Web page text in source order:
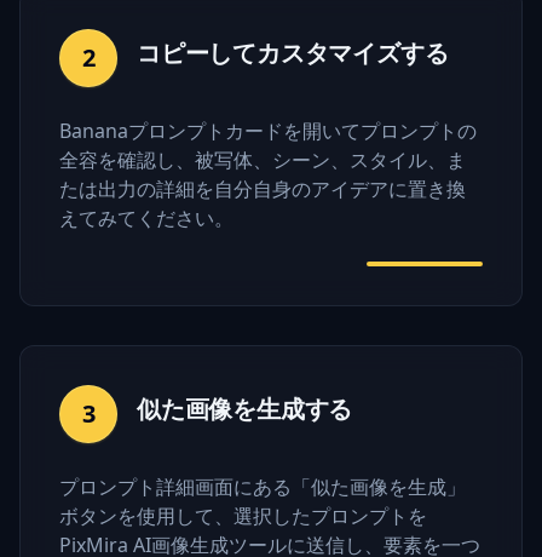
2 コピーしてカスタマイズする
Bananaプロンプトカードを開いてプロンプトの
全容を確認し、被写体、シーン、スタイル、ま
たは出力の詳細を自分自身のアイデアに置き換
えてみてください。
3 似た画像を生成する
プロンプト詳細画面にある「似た画像を生成」
ボタンを使用して、選択したプロンプトを
PixMira AI画像生成ツールに送信し、要素を一つ